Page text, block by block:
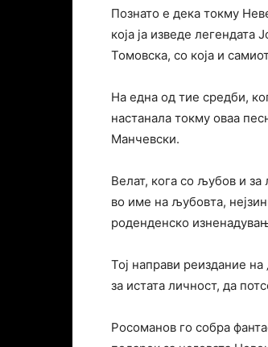
Познато е дека токму
која ја изведе легендата
Томовска, со која и
На една од тие средби,
настанала токму оваа
Манчевски.
Велат, кога со љубов и
во име на љубовта,
роденденско
Тој направи реиздание
за истата личност, да
Росоманов го собра